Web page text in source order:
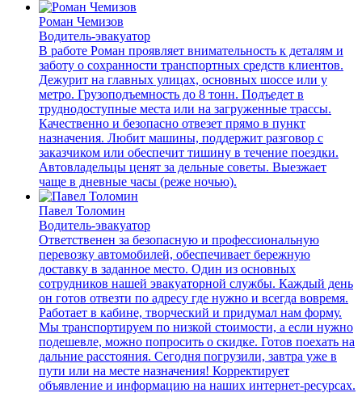
Роман Чемизов
Водитель-эвакуатор
В работе Роман проявляет внимательность к деталям и
заботу о сохранности транспортных средств клиентов.
Дежурит на главных улицах, основных шоссе или у
метро. Грузоподъемность до 8 тонн. Подъедет в
труднодоступные места или на загруженные трассы.
Качественно и безопасно отвезет прямо в пункт
назначения. Любит машины, поддержит разговор с
заказчиком или обеспечит тишину в течение поездки.
Автовладельцы ценят за дельные советы. Выезжает
чаще в дневные часы (реже ночью).
Павел Толомин
Водитель-эвакуатор
Ответственен за безопасную и профессиональную
перевозку автомобилей, обеспечивает бережную
доставку в заданное место. Один из основных
сотрудников нашей эвакуаторной службы. Каждый день
он готов отвезти по адресу где нужно и всегда вовремя.
Работает в кабине, творческий и придумал нам форму.
Мы транспортируем по низкой стоимости, а если нужно
подешевле, можно попросить о скидке. Готов поехать на
дальние расстояния. Сегодня погрузили, завтра уже в
пути или на месте назначения! Корректирует
объявление и информацию на наших интернет-ресурсах.